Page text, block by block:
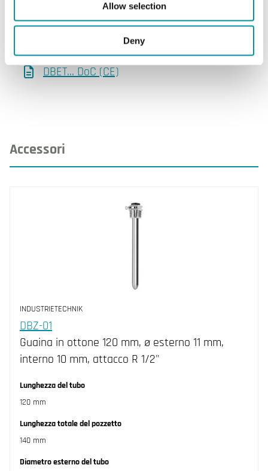
Allow selection
Deny
Altra documentazione
DBET... DoC (CE)
Accessori
INDUSTRIETECHNIK
DBZ-01
Guaina in ottone 120 mm, ø esterno 11 mm,
interno 10 mm, attacco R 1/2"
Lunghezza del tubo
120 mm
Lunghezza totale del pozzetto
140 mm
Diametro esterno del tubo